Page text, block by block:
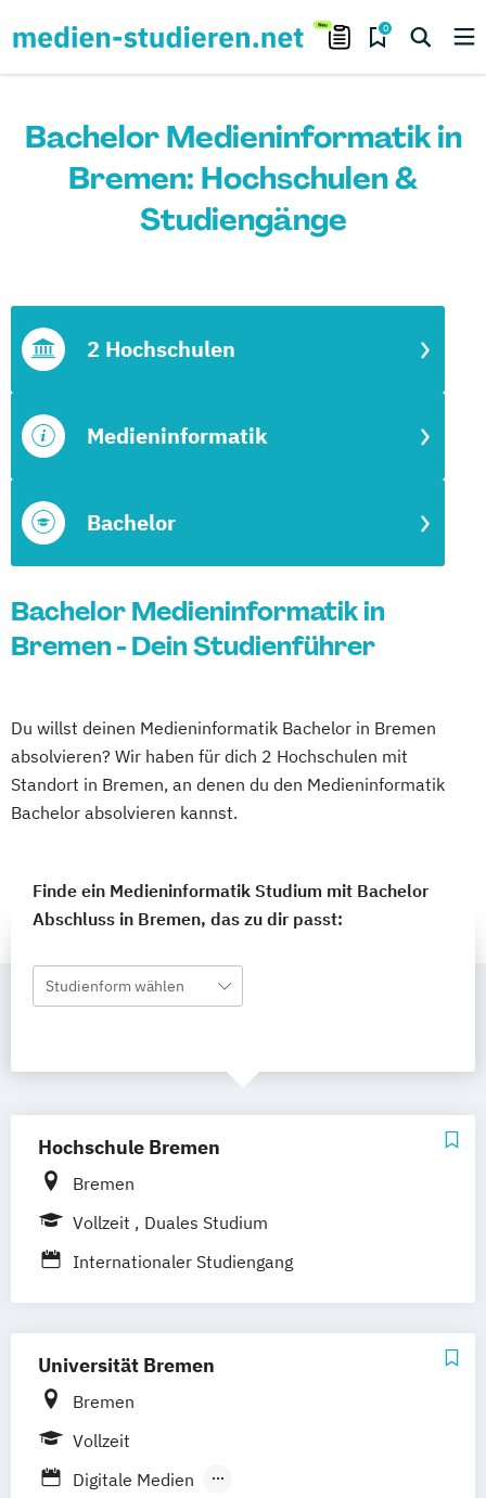
0
Bachelor Medieninformatik in
Bremen: Hochschulen &
Studiengänge
Bachelor
Medieninformatik
2 Hochschulen
Bachelor Medieninformatik in
Bremen - Dein Studienführer
Du willst deinen Medieninformatik Bachelor in Bremen
absolvieren? Wir haben für dich 2 Hochschulen mit
Standort in Bremen, an denen du den Medieninformatik
Bachelor absolvieren kannst.
Finde ein Medieninformatik Studium mit Bachelor
Abschluss in Bremen, das zu dir passt:
Studienform wählen
Hochschule Bremen
Bremen
Vollzeit
Duales Studium
Internationaler Studiengang
Universität Bremen
Bremen
Vollzeit
Digitale Medien